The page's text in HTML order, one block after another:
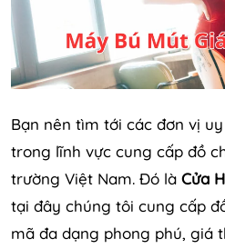
Bạn nên tìm tới các đơn vị
trong lĩnh vực cung cấp đồ
trường Việt Nam. Đó là Cửa
tại đây chúng tôi cung cấp
mã đa dạng phong phú, giá